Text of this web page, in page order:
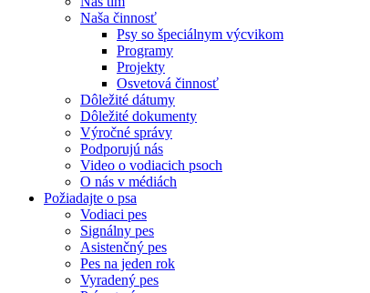
Naša činnosť
Psy so špeciálnym výcvikom
Programy
Projekty
Osvetová činnosť
Dôležité dátumy
Dôležité dokumenty
Výročné správy
Podporujú nás
Video o vodiacich psoch
O nás v médiách
Požiadajte o psa
Vodiaci pes
Signálny pes
Asistenčný pes
Pes na jeden rok
Vyradený pes